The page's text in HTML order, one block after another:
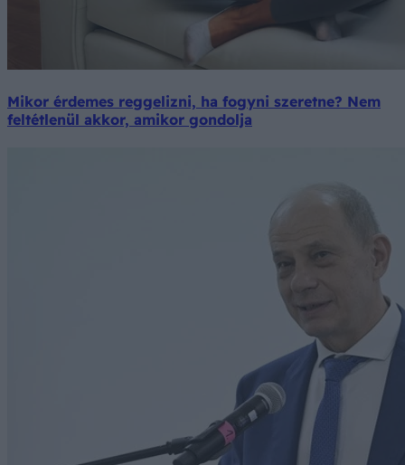
Mikor érdemes reggelizni, ha fogyni szeretne? Nem
feltétlenül akkor, amikor gondolja